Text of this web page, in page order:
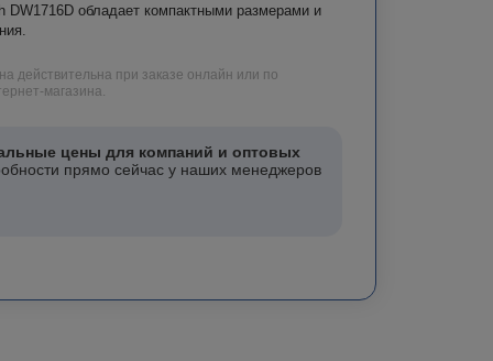
DW1716D обладает компактными размерами и
действительна при заказе онлайн или по
магазина.
цены для компаний и оптовых
прямо сейчас у наших менеджеров